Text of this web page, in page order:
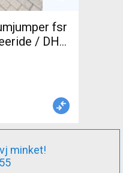
fsr
/ DH
minket!